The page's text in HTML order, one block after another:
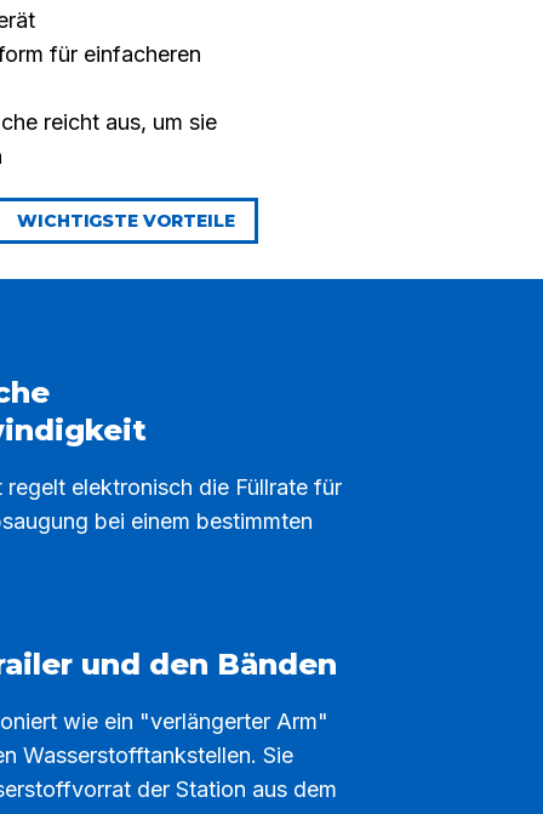
für einfacheren
reicht aus, um sie
WICHTIGSTE VORTEILE
elektronisch die Füllrate für
bei einem bestimmten
und den Bänden
wie ein "verlängerter Arm"
Wasserstofftankstellen. Sie
der Station aus dem